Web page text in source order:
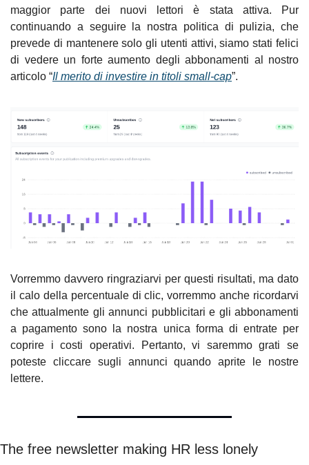
maggior parte dei nuovi lettori è stata attiva. Pur
continuando a seguire la nostra politica di pulizia, che
prevede di mantenere solo gli utenti attivi, siamo stati felici
di vedere un forte aumento degli abbonamenti al nostro
articolo “Il merito di investire in titoli small-cap”.
Vorremmo davvero ringraziarvi per questi risultati, ma dato
il calo della percentuale di clic, vorremmo anche ricordarvi
che attualmente gli annunci pubblicitari e gli abbonamenti
a pagamento sono la nostra unica forma di entrate per
coprire i costi operativi. Pertanto, vi saremmo grati se
poteste cliccare sugli annunci quando aprite le nostre
lettere.
The free newsletter making HR less lonely